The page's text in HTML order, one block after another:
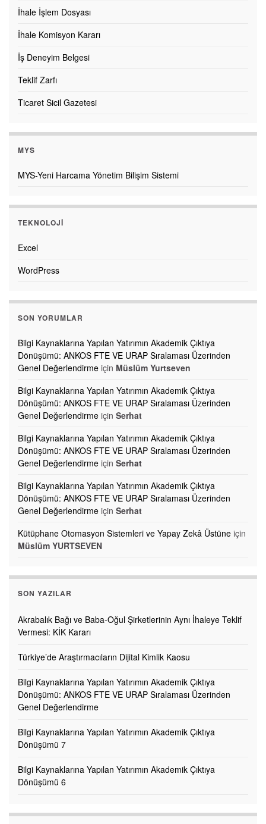
İhale İşlem Dosyası
İhale Komisyon Kararı
İş Deneyim Belgesi
Teklif Zarfı
Ticaret Sicil Gazetesi
MYS
MYS-Yeni Harcama Yönetim Bilişim Sistemi
TEKNOLOJI
Excel
WordPress
SON YORUMLAR
Bilgi Kaynaklarına Yapılan Yatırımın Akademik Çıktıya
Dönüşümü: ANKOS FTE VE URAP Sıralaması Üzerinden
Genel Değerlendirme için Müslüm Yurtseven
Bilgi Kaynaklarına Yapılan Yatırımın Akademik Çıktıya
Dönüşümü: ANKOS FTE VE URAP Sıralaması Üzerinden
Genel Değerlendirme için Serhat
Bilgi Kaynaklarına Yapılan Yatırımın Akademik Çıktıya
Dönüşümü: ANKOS FTE VE URAP Sıralaması Üzerinden
Genel Değerlendirme için Serhat
Bilgi Kaynaklarına Yapılan Yatırımın Akademik Çıktıya
Dönüşümü: ANKOS FTE VE URAP Sıralaması Üzerinden
Genel Değerlendirme için Serhat
Kütüphane Otomasyon Sistemleri ve Yapay Zekâ Üstüne için
Müslüm YURTSEVEN
SON YAZILAR
Akrabalık Bağı ve Baba-Oğul Şirketlerinin Aynı İhaleye Teklif
Vermesi: KİK Kararı
Türkiye’de Araştırmacıların Dijital Kimlik Kaosu
Bilgi Kaynaklarına Yapılan Yatırımın Akademik Çıktıya
Dönüşümü: ANKOS FTE VE URAP Sıralaması Üzerinden
Genel Değerlendirme
Bilgi Kaynaklarına Yapılan Yatırımın Akademik Çıktıya
Dönüşümü 7
Bilgi Kaynaklarına Yapılan Yatırımın Akademik Çıktıya
Dönüşümü 6